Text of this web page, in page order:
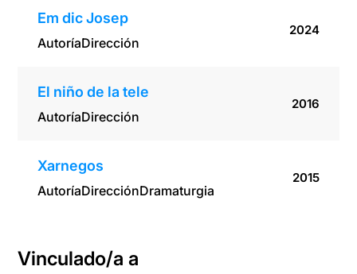
Em dic Josep
AutoríaDirección
2024
El niño de la tele
AutoríaDirección
2016
Xarnegos
AutoríaDirecciónDramaturgia
2015
Vinculado/a a